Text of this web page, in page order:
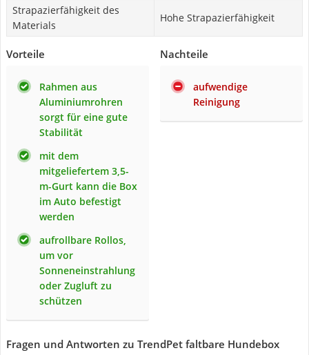
Strapazierfähigkeit des
Materials
Hohe Strapazierfähigkeit
Vorteile
Rahmen aus
Aluminiumrohren
sorgt für eine gute
Stabilität
mit dem
mitgeliefertem 3,5-
m-Gurt kann die Box
im Auto befestigt
werden
aufrollbare Rollos,
um vor
Sonneneinstrahlung
oder Zugluft zu
schützen
Nachteile
aufwendige
Reinigung
Fragen und Antworten zu TrendPet faltbare Hundebox